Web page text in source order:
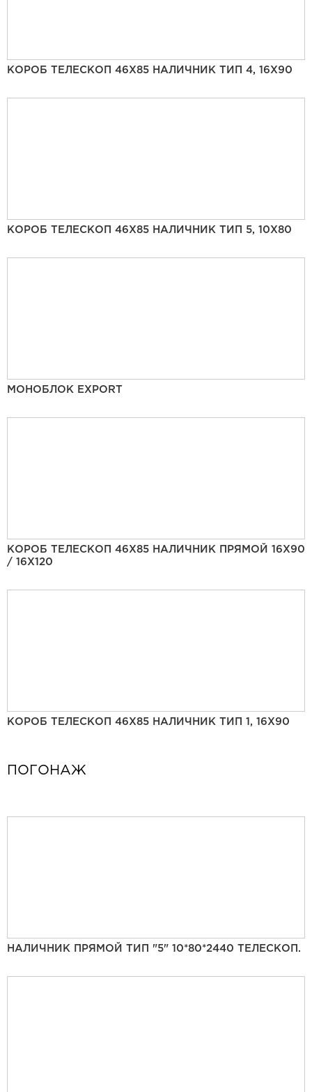
КОРОБ ТЕЛЕСКОП 46Х85 НАЛИЧНИК ТИП 4, 16Х90
КОРОБ ТЕЛЕСКОП 46Х85 НАЛИЧНИК ТИП 5, 10Х80
МОНОБЛОК EXPORT
КОРОБ ТЕЛЕСКОП 46Х85 НАЛИЧНИК ПРЯМОЙ 16Х90
/ 16Х120
КОРОБ ТЕЛЕСКОП 46Х85 НАЛИЧНИК ТИП 1, 16Х90
ПОГОНАЖ
НАЛИЧНИК ПРЯМОЙ ТИП "5" 10*80*2440 ТЕЛЕСКОП.